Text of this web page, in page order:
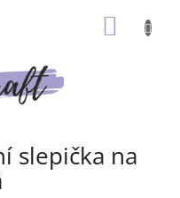
slepička na